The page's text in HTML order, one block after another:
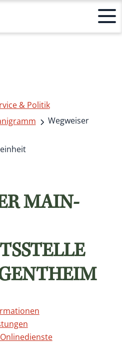
& Politik
Wegweiser
MAIN-